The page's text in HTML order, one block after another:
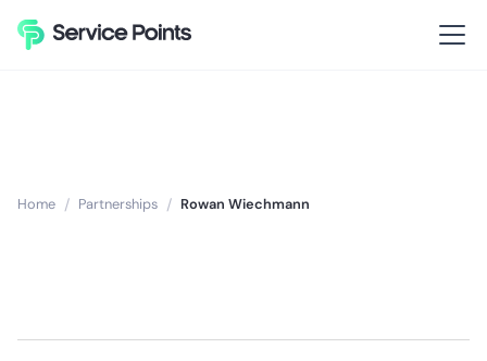
Home / Partnerships / Rowan Wiechmann